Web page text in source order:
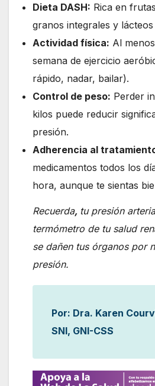
Dieta DASH: Rica en
granos integrales y
Actividad física: Al
semana de ejercicio
rápido, nadar, bailar).
Control de peso: Perder
kilos puede reducir
presión.
Adherencia al
medicamentos todos los
hora, aunque te sientas
Recuerda, tu presión
termómetro de tu salud
se dañen tus órganos por
presión.
Por: Dra. Karen
SNI, GNI-CSS